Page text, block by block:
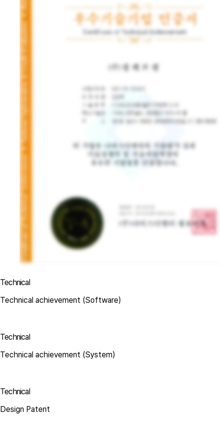
Technical
Technical achievement (Software)
Technical
Technical achievement (System)
Technical
Design Patent